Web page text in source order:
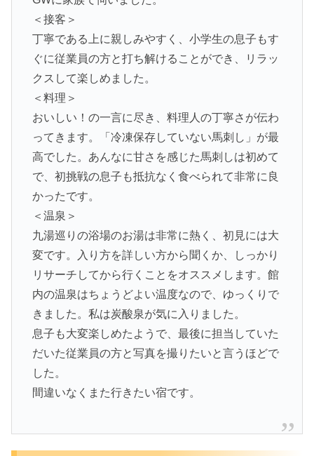
＜接客＞
丁寧である上に親しみやすく、小学生の息子もす
ぐに従業員の方と打ち解けることができ、リラッ
クスして楽しめました。
＜料理＞
おいしい！の一言に尽き、料理人の丁寧さが伝わ
ってきます。「冷凍保存していない馬刺し」が最
高でした。あんなに甘さを感じた馬刺しは初めて
で、初挑戦の息子も抵抗なく食べられて非常に良
かったです。
＜温泉＞
九湯巡りの浴場のお湯は非常に熱く、初見には大
変です。入り方を詳しい方から聞くか、しっかり
リサーチしてから行くことをオススメします。館
内の温泉はちょうどよい温度なので、ゆっくりで
きました。私は炭酸泉が気に入りました。
息子も大変楽しめたようで、最後に担当していた
だいた従業員の方と写真を撮りたいと言うほどで
した。
間違いなくまた行きたい宿です。